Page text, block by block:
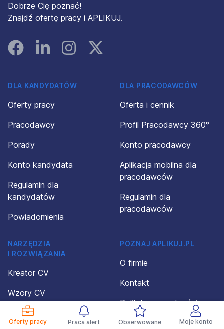
Oferty pracy Praca alert Obserwowane Moje konto
Dobrze Cię poznać!
Znajdź ofertę pracy i APLIKUJ.
FacebookLinked InInstagramInstagram
DLA KANDYDATÓW
Oferty pracy
Pracodawcy
Porady
Konto kandydata
Regulamin dla
kandydatów
Powiadomienia
DLA PRACODAWCÓW
Oferta i cennik
Profil Pracodawcy 360°
Konto pracodawcy
Aplikacja mobilna dla
pracodawców
Regulamin dla
pracodawców
NARZĘDZIA
I ROZWIĄZANIA
Kreator CV
Wzory CV
Wzory dokumentów
POZNAJ APLIKUJ.PL
O firmie
Kontakt
Polityka prywatności
Organizacja wydarzeń